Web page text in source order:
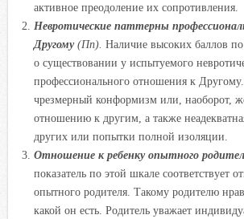
активное преодоление их сопротивления.
Невротические паттерны
Другому(Пп). Наличие высоких баллов
о существовании у испытуемого
профессионального отношения к
чрезмерный конформизм или, наоборот,
отношению к другим, а также
других или попытки полной изоляции.
Отношение к ребенку опытного
показатель по этой шкале соответствует
опытного родителя. Такому родителю
какой он есть. Родитель уважает